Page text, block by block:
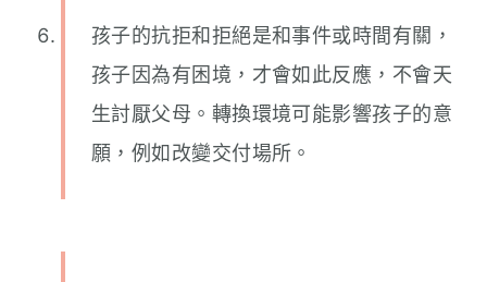
孩子的抗拒和拒絕是和事件或時間有關，
孩子因為有困境，才會如此反應，不會天
生討厭父母。轉換環境可能影響孩子的意
願，例如改變交付場所。